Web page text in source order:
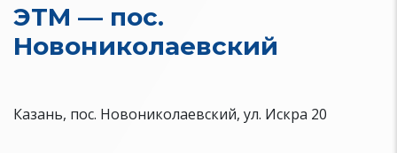
ЭТМ — пос.
Новониколаевский
Казань, пос. Новониколаевский, ул. Искра 20